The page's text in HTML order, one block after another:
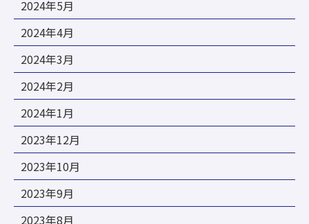
2024年5月
2024年4月
2024年3月
2024年2月
2024年1月
2023年12月
2023年10月
2023年9月
2023年8月